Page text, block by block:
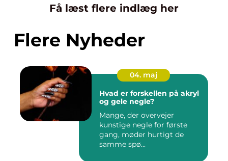
Få læst flere indlæg her
Flere Nyheder
04. maj
Hvad er forskellen på akryl
og gele negle?
Mange, der overvejer
kunstige negle for første
gang, møder hurtigt de
samme spø...